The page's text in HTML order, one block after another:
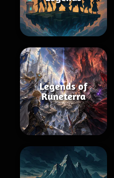
Legends of
Runeterra